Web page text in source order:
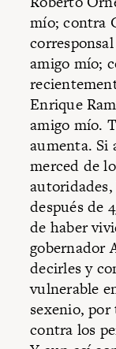
mío; contra
amigo mío;
Enrique
amigo mío.
aumenta. Si
merced de
después de
de haber
gobernador
decirles y
vulnerable
sexenio,
contra los